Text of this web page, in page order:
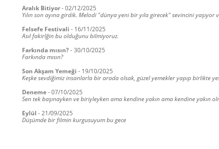
Aralık Bitiyor-02/12/2025
Yılın son ayına girdik. Melodi "dünya yeni bir yıla girecek" sevincini
Felsefe Festivali - 16/11/2025
Asıl fakirlğin bu olduğunu bilmiyoruz.
Farkında mısın?-30/10/2025
Farkında mısın?
Son Akşam Yemeği - 19/10/2025
Keşke sevdiğimiz insanlarla bir arada olsak, güzel yemekler yapıp birlikte
Deneme-07/10/2025
Sen tek başınayken ve biriyleyken ama kendine yakın ama kendine yakın
Eylül -21/09/2025
Düşümde bir filmin kurgusuyum bu gece